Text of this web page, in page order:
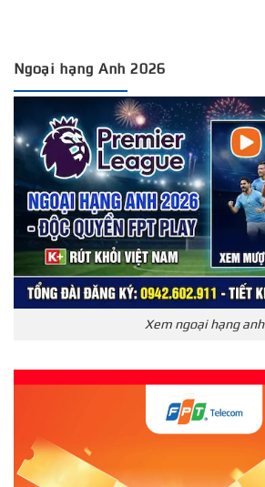
Ngoại hạng Anh 2026
Xem ngoại hạng anh